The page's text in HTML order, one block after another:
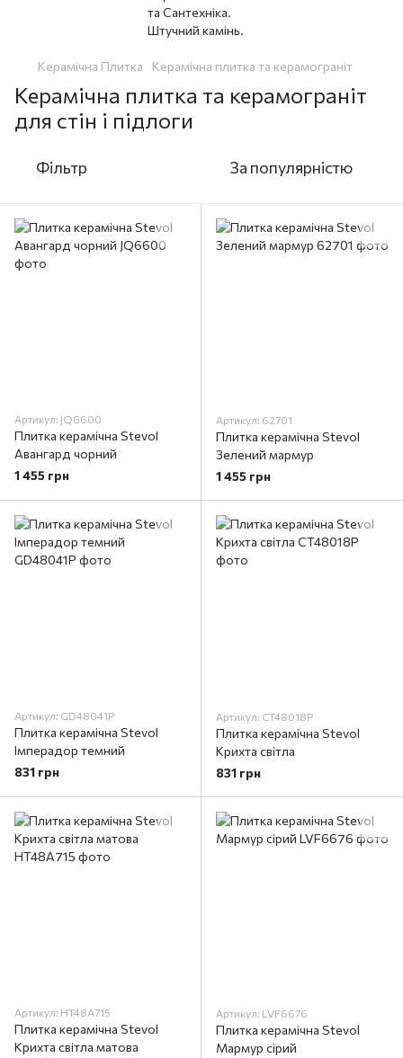
Керамічна Плитка Керамічна плитка та керамограніт
Керамічна плитка та керамограніт
для стін і підлоги
Фільтр За популярністю
Артикул: JQ6600
Плитка керамічна Stevol
Авангард чорний
1 455 грн
Артикул: 62701
Плитка керамічна Stevol
Зелений мармур
1 455 грн
Артикул: GD48041P
Плитка керамічна Stevol
Імперадор темний
831 грн
Артикул: CT48018P
Плитка керамічна Stevol
Крихта світла
831 грн
Артикул: HT48A715
Плитка керамічна Stevol
Крихта світла матова
Артикул: LVF6676
Плитка керамічна Stevol
Мармур сірий